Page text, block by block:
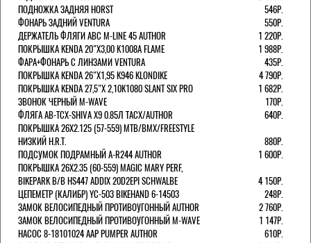
ПОДНОЖКА ЗАДНЯЯ HORST
546Р.
ФОНАРЬ ЗАДНИЙ VENTURA
550Р.
ДЕРЖАТЕЛЬ ФЛЯГИ АВС M-LINE 45 AUTHOR
1 220Р.
ПОКРЫШКА KENDA 20"Х3,00 K1008A FLAME
1 988Р.
ФАРА+ФОНАРЬ С ЛИНЗАМИ VENTURA
435Р.
ПОКРЫШКА KENDA 26"Х1,95 K946 KLONDIKE
4 790Р.
ПОКРЫШКА KENDA 27,5"Х 2,10K1080 SLANT SIX PRO
1 682Р.
ЗВОНОК ЧЕРНЫЙ M-WAVE
170Р.
ФЛЯГА AB-TCX-SHIVA X9 0.85Л TACX/AUTHOR
640Р.
ПОКРЫШКА 26X2.125 (57-559) MTB/BMX/FREESTYLE
НИЗКИЙ H.R.T.
880Р.
ПОДСУМОК ПОДРАМНЫЙ A-R244 AUTHOR
1 600Р.
ПОКРЫШКА 26X2.35 (60-559) MAGIC MARY PERF,
BIKEPARK B/B HS447 ADDIX 20D2EPI SCHWALBE
4 150Р.
ЦЕПЕМЕТР (КАЛИБР) YC-503 BIKEHAND 6-14503
248Р.
ЗАМОК ВЕЛОСИПЕДНЫЙ ПРОТИВОУГОННЫЙ AUTHOR
2 760Р.
ЗАМОК ВЕЛОСИПЕДНЫЙ ПРОТИВОУГОННЫЙ M-WAVE
1 147Р.
НАСОС 8-18101024 AAP PUMPER AUTHOR
610Р.